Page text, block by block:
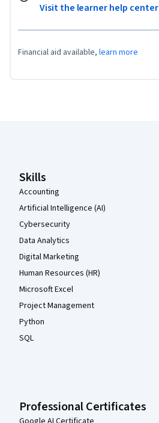
Visit the learner help center
Financial aid available, learn more
Skills
Accounting
Artificial Intelligence (AI)
Cybersecurity
Data Analytics
Digital Marketing
Human Resources (HR)
Microsoft Excel
Project Management
Python
SQL
Professional Certificates